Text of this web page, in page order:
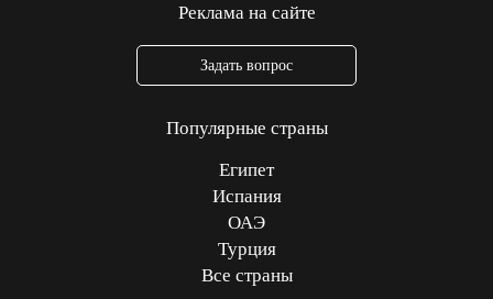
Реклама на сайте
Задать вопрос
Популярные страны
Египет
Испания
ОАЭ
Турция
Все страны